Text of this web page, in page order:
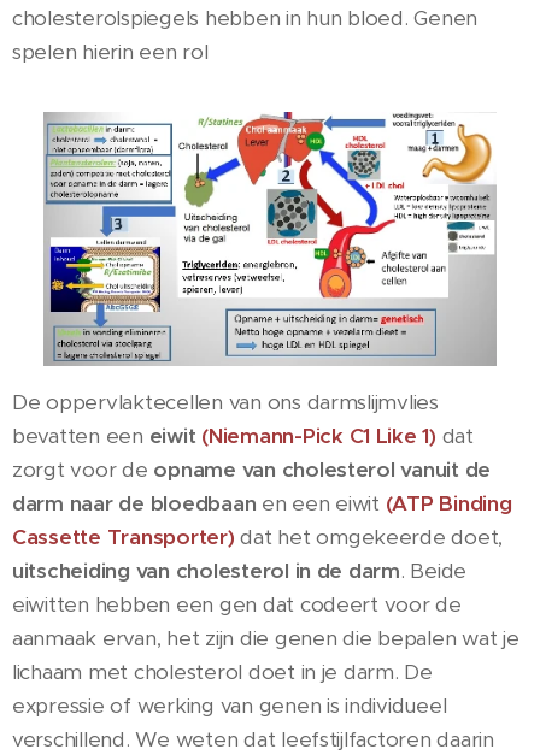
cholesterolspiegels hebben in hun bloed. Genen
spelen hierin een rol
De oppervlaktecellen van ons darmslijmvlies
bevatten een eiwit (Niemann-Pick C1 Like 1) dat
zorgt voor de opname van cholesterol vanuit de
darm naar de bloedbaan en een eiwit (ATP Binding
Cassette Transporter) dat het omgekeerde doet,
uitscheiding van cholesterol in de darm. Beide
eiwitten hebben een gen dat codeert voor de
aanmaak ervan, het zijn die genen die bepalen wat je
lichaam met cholesterol doet in je darm. De
expressie of werking van genen is individueel
verschillend. We weten dat leefstijlfactoren daarin